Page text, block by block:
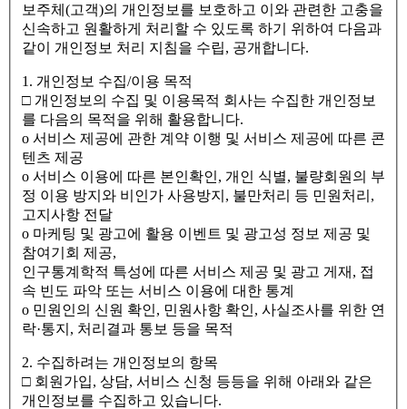
보주체(고객)의 개인정보를 보호하고 이와 관련한 고충을
신속하고 원활하게 처리할 수 있도록 하기 위하여 다음과
같이 개인정보 처리 지침을 수립, 공개합니다.
1. 개인정보 수집/이용 목적
□ 개인정보의 수집 및 이용목적 회사는 수집한 개인정보
를 다음의 목적을 위해 활용합니다.
ο 서비스 제공에 관한 계약 이행 및 서비스 제공에 따른 콘
텐츠 제공
ο 서비스 이용에 따른 본인확인, 개인 식별, 불량회원의 부
정 이용 방지와 비인가 사용방지, 불만처리 등 민원처리,
고지사항 전달
ο 마케팅 및 광고에 활용 이벤트 및 광고성 정보 제공 및
참여기회 제공,
인구통계학적 특성에 따른 서비스 제공 및 광고 게재, 접
속 빈도 파악 또는 서비스 이용에 대한 통계
ο 민원인의 신원 확인, 민원사항 확인, 사실조사를 위한 연
락·통지, 처리결과 통보 등을 목적
2. 수집하려는 개인정보의 항목
□ 회원가입, 상담, 서비스 신청 등등을 위해 아래와 같은
개인정보를 수집하고 있습니다.